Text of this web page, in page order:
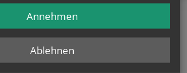
Ablehnen
Annehmen